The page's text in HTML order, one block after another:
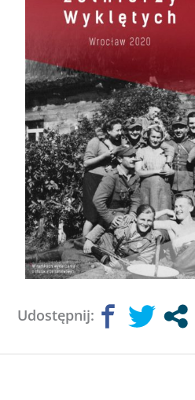
Udostępnij: